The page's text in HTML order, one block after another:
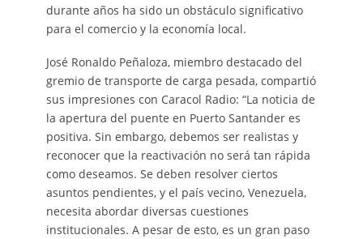
durante años ha sido un obstáculo significativo
para el comercio y la economía local.
José Ronaldo Peñaloza, miembro destacado del
gremio de transporte de carga pesada, compartió
sus impresiones con Caracol Radio: “La noticia de
la apertura del puente en Puerto Santander es
positiva. Sin embargo, debemos ser realistas y
reconocer que la reactivación no será tan rápida
como deseamos. Se deben resolver ciertos
asuntos pendientes, y el país vecino, Venezuela,
necesita abordar diversas cuestiones
institucionales. A pesar de esto, es un gran paso